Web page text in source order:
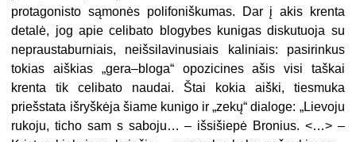
protagonisto sąmonės polifoniškumas. Dar į akis krenta
detalė, jog apie celibato blogybes kunigas diskutuoja su
nepraustaburniais, neišsilavinusiais kaliniais: pasirinkus
tokias aiškias „gera–bloga“ opozicines ašis visi taškai
krenta tik celibato naudai. Štai kokia aiški, tiesmuka
priešstata išryškėja šiame kunigo ir „zekų“ dialoge: „Lievoju
rukoju, ticho sam s saboju… – išsišiepė Bronius. <…> –